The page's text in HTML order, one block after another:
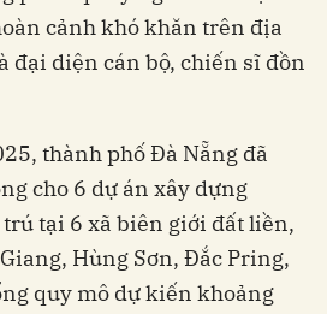
cảnh khó khăn trên địa
đại diện cán bộ, chiến sĩ đồn
thành phố Đà Nẵng đã
cho 6 dự án xây dựng
tại 6 xã biên giới đất liền,
Hùng Sơn, Đắc Pring,
quy mô dự kiến khoảng